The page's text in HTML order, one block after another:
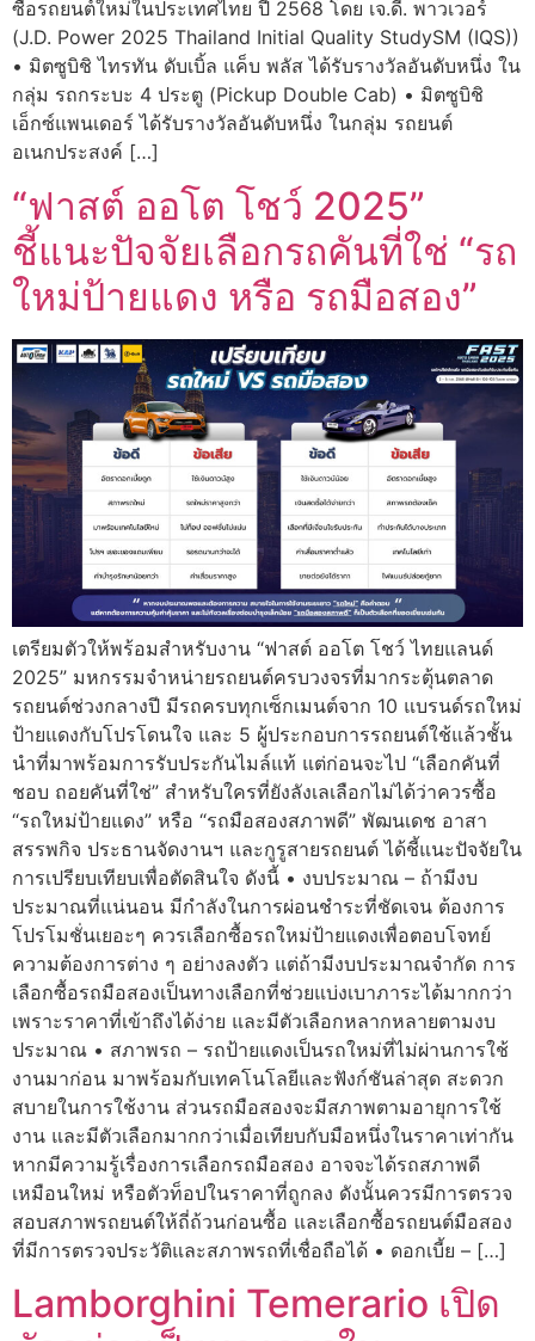
ซื้อรถยนต์ใหม่ในประเทศไทย ปี 2568 โดย เจ.ดี. พาวเวอร์
(J.D. Power 2025 Thailand Initial Quality StudySM (IQS))
• มิตซูบิชิ ไทรทัน ดับเบิ้ล แค็บ พลัส ได้รับรางวัลอันดับหนึ่ง ใน
กลุ่ม รถกระบะ 4 ประตู (Pickup Double Cab) • มิตซูบิชิ
เอ็กซ์แพนเดอร์ ได้รับรางวัลอันดับหนึ่ง ในกลุ่ม รถยนต์
อเนกประสงค์ […]
“ฟาสต์ ออโต โชว์ 2025”
ชี้แนะปัจจัยเลือกรถคันที่ใช่ “รถ
ใหม่ป้ายแดง หรือ รถมือสอง”
เตรียมตัวให้พร้อมสำหรับงาน “ฟาสต์ ออโต โชว์ ไทยแลนด์
2025” มหกรรมจำหน่ายรถยนต์ครบวงจรที่มากระตุ้นตลาด
รถยนต์ช่วงกลางปี มีรถครบทุกเซ็กเมนต์จาก 10 แบรนด์รถใหม่
ป้ายแดงกับโปรโดนใจ และ 5 ผู้ประกอบการรถยนต์ใช้แล้วชั้น
นำที่มาพร้อมการรับประกันไมล์แท้ แต่ก่อนจะไป “เลือกคันที่
ชอบ ถอยคันที่ใช่” สำหรับใครที่ยังลังเลเลือกไม่ได้ว่าควรซื้อ
“รถใหม่ป้ายแดง” หรือ “รถมือสองสภาพดี” พัฒนเดช อาสา
สรรพกิจ ประธานจัดงานฯ และกูรูสายรถยนต์ ได้ชี้แนะปัจจัยใน
การเปรียบเทียบเพื่อตัดสินใจ ดังนี้ • งบประมาณ – ถ้ามีงบ
ประมาณที่แน่นอน มีกำลังในการผ่อนชำระที่ชัดเจน ต้องการ
โปรโมชั่นเยอะๆ ควรเลือกซื้อรถใหม่ป้ายแดงเพื่อตอบโจทย์
ความต้องการต่าง ๆ อย่างลงตัว แต่ถ้ามีงบประมาณจำกัด การ
เลือกซื้อรถมือสองเป็นทางเลือกที่ช่วยแบ่งเบาภาระได้มากกว่า
เพราะราคาที่เข้าถึงได้ง่าย และมีตัวเลือกหลากหลายตามงบ
ประมาณ • สภาพรถ – รถป้ายแดงเป็นรถใหม่ที่ไม่ผ่านการใช้
งานมาก่อน มาพร้อมกับเทคโนโลยีและฟังก์ชันล่าสุด สะดวก
สบายในการใช้งาน ส่วนรถมือสองจะมีสภาพตามอายุการใช้
งาน และมีตัวเลือกมากกว่าเมื่อเทียบกับมือหนึ่งในราคาเท่ากัน
หากมีความรู้เรื่องการเลือกรถมือสอง อาจจะได้รถสภาพดี
เหมือนใหม่ หรือตัวท็อปในราคาที่ถูกลง ดังนั้นควรมีการตรวจ
สอบสภาพรถยนต์ให้ถี่ถ้วนก่อนซื้อ และเลือกซื้อรถยนต์มือสอง
ที่มีการตรวจประวัติและสภาพรถที่เชื่อถือได้ • ดอกเบี้ย – […]
Lamborghini Temerario เปิด